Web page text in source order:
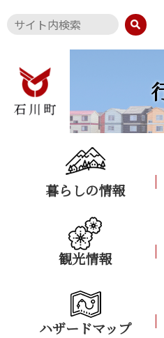
暮らしの情報
観光情報
ハザードマップ